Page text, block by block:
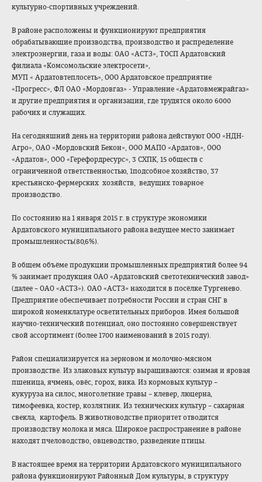
культурно-спортивных учреждений.
В районе расположены и функционируют предприятия
обрабатывающие производства, производство и распределение
электроэнергии, газа и воды: ОАО «АСТЗ», ТОСП Ардатовский
филиала «Комсомольские электросети»,
МУП « Ардатовтеплосеть», ООО Ардатовское предприятие
«Прогресс», ФЛ ОАО «Мордовгаз» - Управление «Ардатовмежрайгаз»
и другие предприятия и организации, где трудятся около 6000
рабочих и служащих.
На сегодняшний день на территории района действуют ООО «НДН-
Агро», ОАО «Мордовский Бекон», ООО МАПО «Ардатов», ООО
«Ардатов», ООО «Герефордресурс», 3 СХПК, 15 обществ с
ограниченной ответственностью, 1подсобное хозяйство, 37
крестьянско-фермерских хозяйств, ведущих товарное
производство.
По состоянию на 1 января 2015 г. в структуре экономики
Ардатовского муниципального района ведущее место занимает
промышленность(80,6%).
В общем объёме продукции промышленных предприятий более 94
% занимает продукция ОАО «Ардатовский светотехнический завод»
(далее – ОАО «АСТЗ»). ОАО «АСТЗ» находится в посёлке Тургенево.
Предприятие обеспечивает потребности России и стран СНГ в
широкой номенклатуре осветительных приборов. Имея большой
научно-технический потенциал, оно постоянно совершенствует
свой ассортимент (более 1700 наименований в 2015 году).
Район специализируется на зерновом и молочно-мясном
производстве. Из злаковых культур выращиваются: озимая и яровая
пшеница, ячмень, овёс, горох, вика. Из кормовых культур –
кукуруза на силос, многолетние травы – клевер, люцерна,
тимофеевка, костер, козлятник. Из технических культур – сахарная
свекла, картофель. В животноводстве приоритет отводится
производству молока и мяса. Широкое распространение в районе
находят пчеловодство, овцеводство, разведение птицы.
В настоящее время на территории Ардатовского муниципального
района функционируют Районный Дом культуры, в структуру